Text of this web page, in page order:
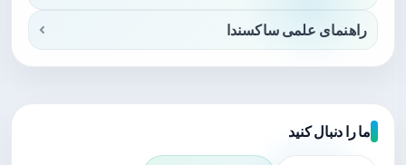
راهنمای علمی ساکسندا
ما را دنبال کنید